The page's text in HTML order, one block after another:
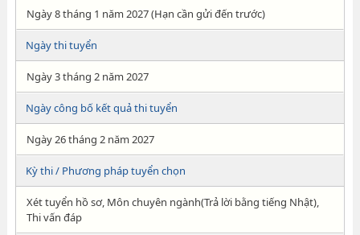
Ngày 8 tháng 1 năm 2027 (Hạn cần gửi đến trước)
Ngày thi tuyển
Ngày 3 tháng 2 năm 2027
Ngày công bố kết quả thi tuyển
Ngày 26 tháng 2 năm 2027
Kỳ thi / Phương pháp tuyển chọn
Xét tuyển hồ sơ, Môn chuyên ngành(Trả lời bằng tiếng Nhật),
Thi vấn đáp